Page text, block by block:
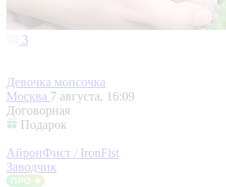
3
Девочка мопсочка
Москва 7 августа, 16:09
Договорная
Подарок
АйронФист / IronFist
Заводчик